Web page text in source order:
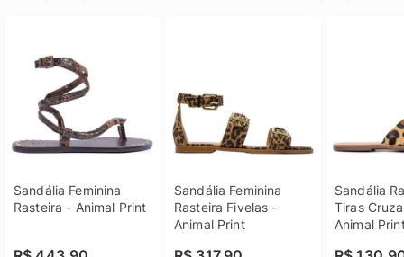
Sandália Feminina
Rasteira - Animal Print
Sandália Feminina
Rasteira Fivelas -
Animal Print
Sandália
Tiras
Animal